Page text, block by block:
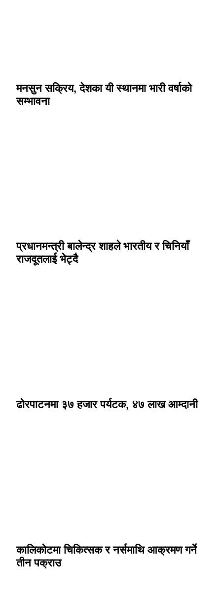
मनसुन सक्रिय, देशका यी स्थानमा भारी वर्षाको
सम्भावना
प्रधानमन्त्री बालेन्द्र शाहले भारतीय र चिनियाँ
राजदूतलाई भेट्दै
ढोरपाटनमा ३७ हजार पर्यटक, ४७ लाख आम्दानी
कालिकोटमा चिकित्सक र नर्समाथि आक्रमण गर्ने
तीन पक्राउ